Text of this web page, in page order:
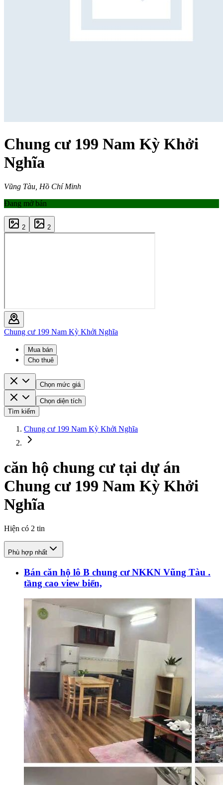
Chung cư 199 Nam Kỳ Khởi
Nghĩa
Vũng Tàu, Hồ Chí Minh
Đang mở bán
2 2
Chung cư 199 Nam Kỳ Khởi Nghĩa
Mua bán
Cho thuê
Chọn mức giá
Chọn diện tích
Tìm kiếm
Chung cư 199 Nam Kỳ Khởi Nghĩa
căn hộ chung cư tại dự án
Chung cư 199 Nam Kỳ Khởi
Nghĩa
Hiện có 2 tin
Phù hợp nhất
Bán căn hộ lô B chung cư NKKN Vũng Tàu .
tầng cao view biển,